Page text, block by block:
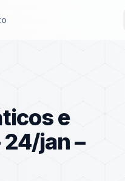
e
24/jan –